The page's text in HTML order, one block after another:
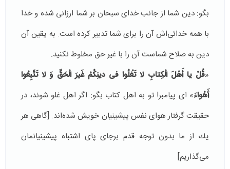
بگو: دین شما از جانب خدای سبحان بر شما ارزانی شده و خدا
با همه خدائی‌اش آن را برای شما تدبیر كرده است. به یقین آن
دین به صلاح شماست آن را با غیر حق مخلوط نكنید.
«قُلْ یا أَهْلَ الْكِتابِ لا تَغْلُوا فی‏ دینِكُمْ غَیرَ الْحَقِّ وَ لا تَتَّبِعُوا
أَهْواءَ» ای پیامبر! تو به اهل كتاب بگو: اگر اهل غلو شوند، در
حقیقت گرفتار هوای نفس پیشینیان خویش شده‌اند. [گاهی هر
یك از ما بدون توجه قدم برجای پای اشتباه پیشینیانمان
می‌گذاریم]